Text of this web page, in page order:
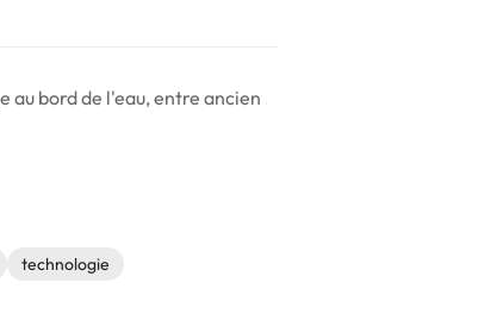
au bord de l'eau, entre ancien
technologie